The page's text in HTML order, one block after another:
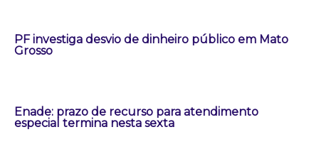
PF investiga desvio de dinheiro público em Mato
Grosso
Enade: prazo de recurso para atendimento
especial termina nesta sexta